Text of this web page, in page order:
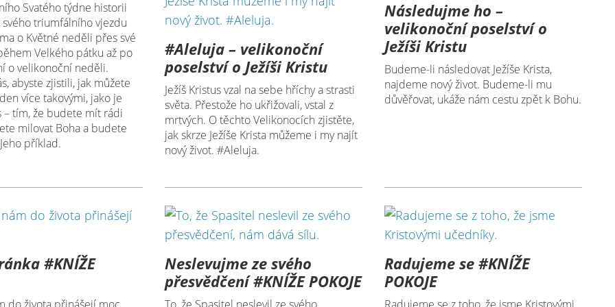
Svatého týdne historii
triumfálního vjezdu
o Květné neděli přes své
Velkého pátku až po
o velikonoční neděli.
abyste zjistili, jak můžete
více takovými, jako je
– tím, že budete mít rádi
milovat Boha a budete
příklad.
#Aleluja – velikonoční
poselství o Ježíši Kristu
Ježíš Kristus vzal na sebe hříchy a strasti
světa. Přestože ho ukřižovali, vstal z
mrtvých. O těchto Velikonocích zjistěte,
jak skrze Ježíše Krista můžeme i my najít
nový život. #Aleluja.
Následujme ho –
velikonoční poselství o
Ježíši Kristu
Budeme-li následovat Ježíše Krista,
najdeme nový život. Budeme-li mu
důvěřovat, ukáže nám cestu zpět k Bohu.
#KNÍŽE
Neslevujme ze svého
přesvědčení #KNÍŽE POKOJE
Radujeme se #KNÍŽE
POKOJE